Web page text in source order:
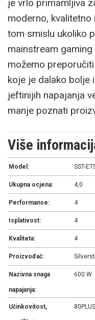
je vrlo primamljiva
moderno,
tom smislu ukoliko
mainstream
možemo
koje je dalako bolje
jeftinijih napajanja
manje poznati
Više
Model: SST-
Ukupna ocjena: 4,0
Performanse: 4
Isplativost: 4
Kvaliteta: 4
Proizvođač:
Nazivna snaga
napajanja:
600 W
Učinkovitost,